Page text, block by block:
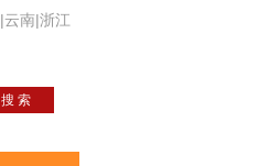
|云南|浙江
搜 索